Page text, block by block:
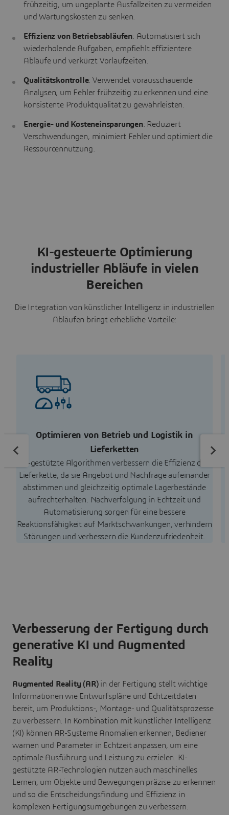
frühzeitig, um ungeplante Ausfallzeiten zu vermeiden
und Wartungskosten zu senken.
Effizienz von Betriebsabläufen: Automatisiert sich
wiederholende Aufgaben, empfiehlt effizientere
Abläufe und verkürzt Vorlaufzeiten.
Qualitätskontrolle: Verwendet vorausschauende
Analysen, um Fehler frühzeitig zu erkennen und eine
konsistente Produktqualität zu gewährleisten.
Energie- und Kosteneinsparungen: Reduziert
Verschwendungen, minimiert Fehler und optimiert die
Ressourcennutzung.
KI-gesteuerte Optimierung
industrieller Abläufe in vielen
Bereichen
Die Integration von künstlicher Intelligenz in industriellen
Abläufen bringt erhebliche Vorteile:
Optimieren von Betrieb und Logistik in
Lieferketten
KI-gestützte Algorithmen verbessern die Effizienz der
Lieferkette, da sie Angebot und Nachfrage aufeinander
abstimmen und gleichzeitig optimale Lagerbestände
aufrechterhalten. Nachverfolgung in Echtzeit und
Automatisierung sorgen für eine bessere
Reaktionsfähigkeit auf Marktschwankungen, verhindern
Störungen und verbessern die Kundenzufriedenheit.
Verbesserung der Fertigung durch
generative KI und Augmented
Reality
Augmented Reality (AR)in der Fertigung stellt wichtige
Informationen wie Entwurfspläne und Echtzeitdaten
bereit, um Produktions-, Montage- und Qualitätsprozesse
zu verbessern. In Kombination mit künstlicher Intelligenz
(KI) können AR-Systeme Anomalien erkennen, Bediener
warnen und Parameter in Echtzeit anpassen, um eine
optimale Ausführung und Leistung zu erzielen. KI-
gestützte AR-Technologien nutzen auch maschinelles
Lernen, um Objekte und Bewegungen präzise zu erkennen
und so die Entscheidungsfindung und Effizienz in
komplexen Fertigungsumgebungen zu verbessern.